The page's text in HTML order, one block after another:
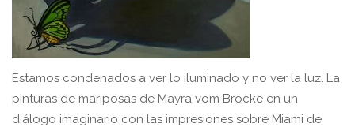
Estamos condenados a ver lo iluminado y no ver la luz. La
pinturas de mariposas de Mayra vom Brocke en un
diálogo imaginario con las impresiones sobre Miami de